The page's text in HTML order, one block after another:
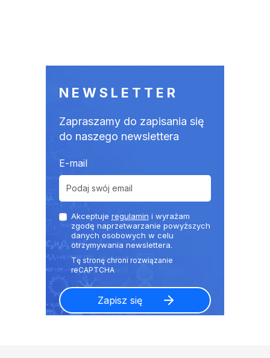
NEWSLETTER
Zapraszamy do zapisania się
do naszego newslettera
E-mail
Akceptuje regulamin i wyrażam
zgodę naprzetwarzanie powyższych
danych osobowych w celu
otrzymywania newslettera.